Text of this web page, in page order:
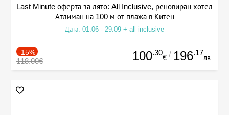
Last Minute оферта за лято: All Inclusive, реновиран хотел
Атлиман на 100 м от плажа в Китен
Дата: 01.06 - 29.09 + all inclusive
-15%
118.00€ 100.30
€ / 196.17
лв.